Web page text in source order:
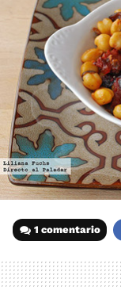
1 comentario